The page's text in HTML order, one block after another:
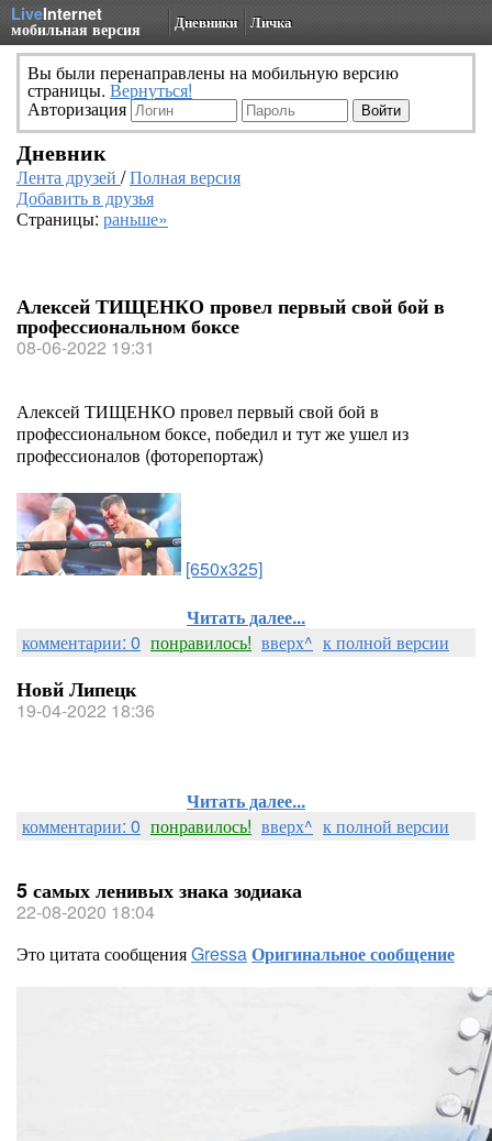
LiveInternet
мобильная версия Дневники Личка
Вы были перенаправлены на мобильную версию
страницы. Вернуться!
Авторизация
Дневник
Лента друзей /Полная версия
Добавить в друзья
Страницы: раньше»
Алексей ТИЩЕНКО провел первый свой бой в
профессиональном боксе
08-06-2022 19:31
Алексей ТИЩЕНКО провел первый свой бой в
профессиональном боксе, победил и тут же ушел из
профессионалов (фоторепортаж)
[650x325]
Читать далее...
комментарии: 0 понравилось! вверх^ к полной версии
Новй Липецк
19-04-2022 18:36
Читать далее...
комментарии: 0 понравилось! вверх^ к полной версии
5 самых ленивых знака зодиака
22-08-2020 18:04
Это цитата сообщенияGressaОригинальное сообщение